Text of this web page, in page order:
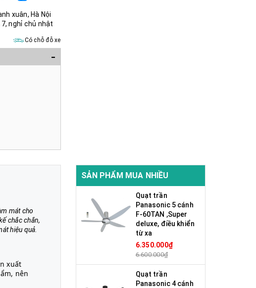
xuân, Hà Nội
nghỉ chủ nhật
Có chỗ đỗ xe
-
mát cho
chắc chắn,
hiệu quả.
xuất
nên
SẢN PHẨM MUA NHIỀU
Quạt trần
Panasonic 5 cánh
F-60TAN ,Super
deluxe, điều khiển
từ xa
6.350.000₫
6.600.000₫
Quạt trần
Panasonic 4 cánh